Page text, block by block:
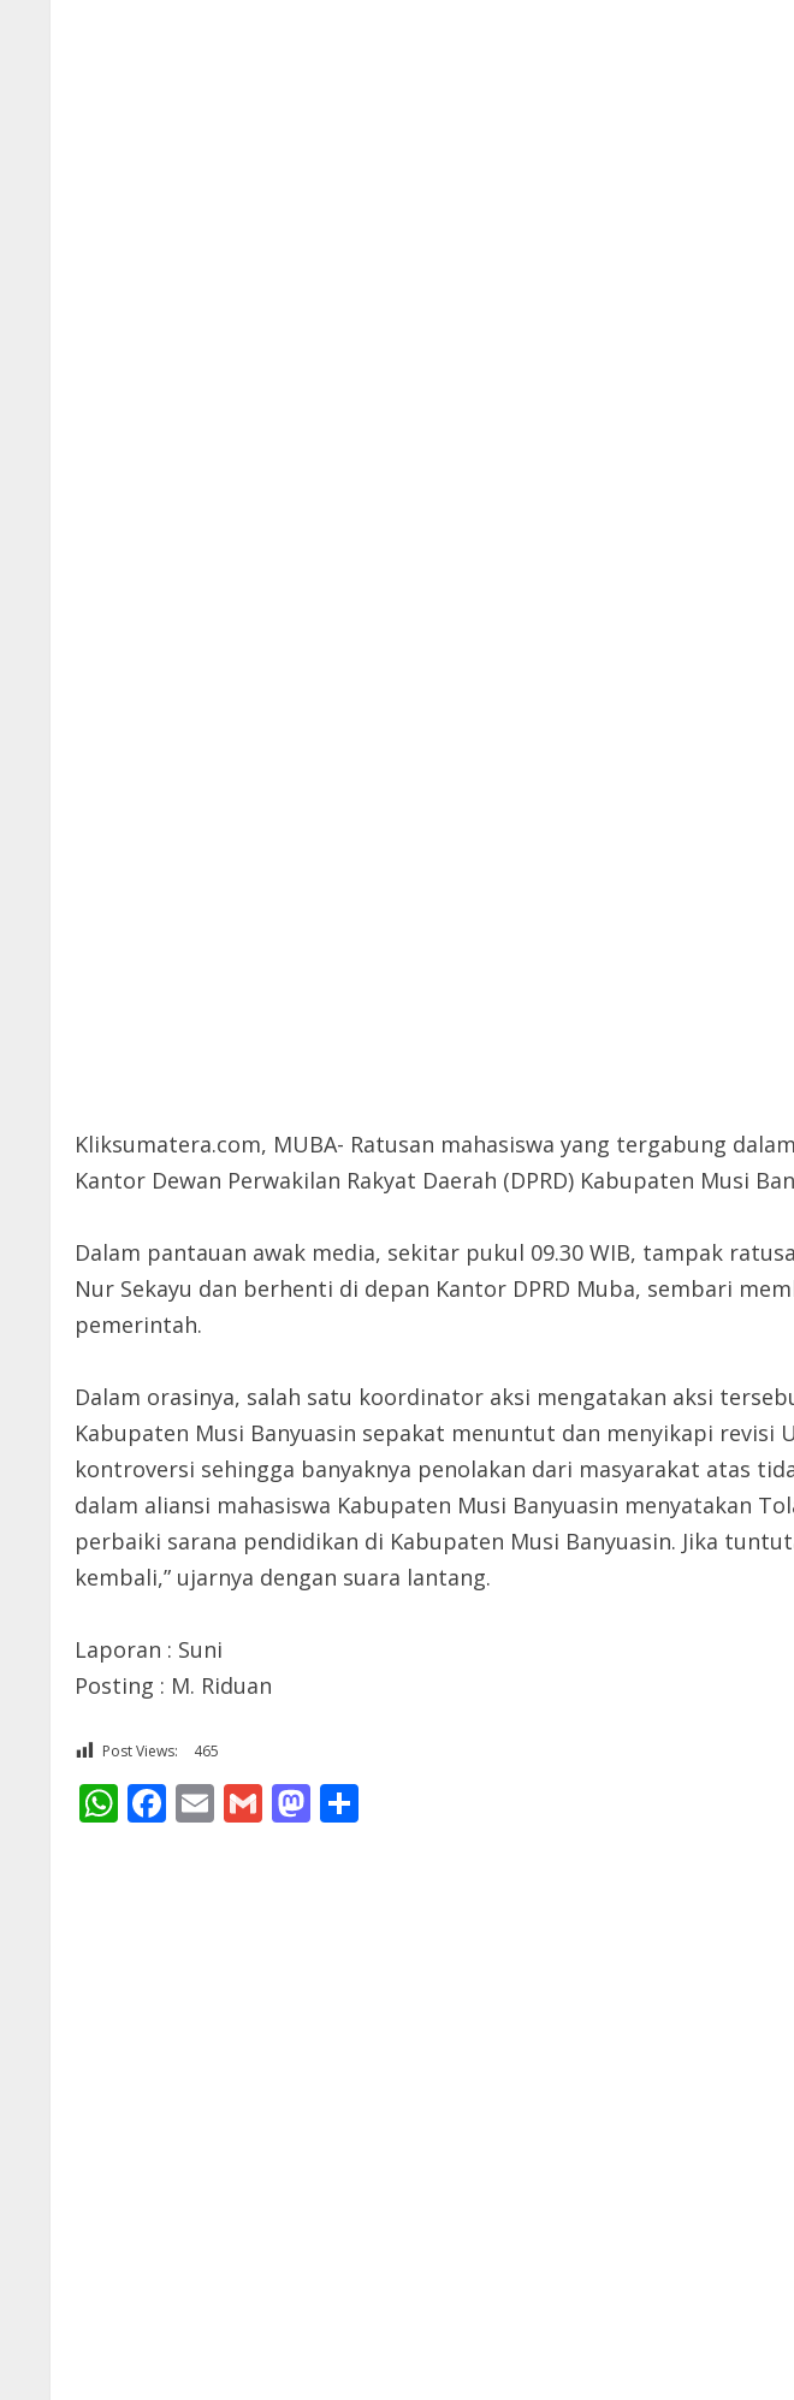
Kliksumatera.com, MUBA- Ratusan mahasiswa yang tergabung
Kantor Dewan Perwakilan Rakyat Daerah (DPRD) Kabupaten Musi
Dalam pantauan awak media, sekitar pukul 09.30 WIB, tampak
Nur Sekayu dan berhenti di depan Kantor DPRD Muba, sembari
pemerintah.
Dalam orasinya, salah satu koordinator aksi mengatakan aksi
Kabupaten Musi Banyuasin sepakat menuntut dan menyikapi revisi
kontroversi sehingga banyaknya penolakan dari masyarakat atas
dalam aliansi mahasiswa Kabupaten Musi Banyuasin menyatakan
perbaiki sarana pendidikan di Kabupaten Musi Banyuasin. Jika
kembali,” ujarnya dengan suara lantang.
Laporan : Suni
Posting : M. Riduan
Post Views: 465
WhatsApp
Facebook
EmailGmailMastodon